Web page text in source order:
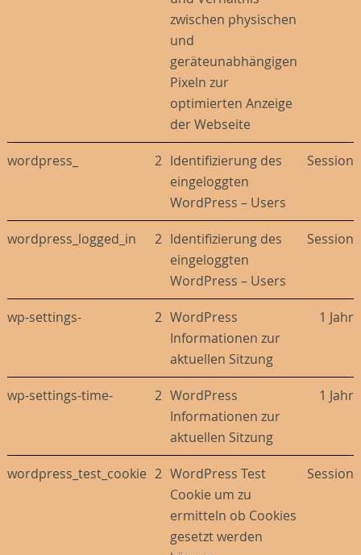
zwischen physischen
und
geräteunabhängigen
Pixeln zur
optimierten Anzeige
der Webseite
wordpress_ 2 Identifizierung des
eingeloggten
WordPress – Users
Session
wordpress_logged_in 2 Identifizierung des
eingeloggten
WordPress – Users
Session
wp-settings- 2 WordPress
Informationen zur
aktuellen Sitzung
1 Jahr
wp-settings-time- 2 WordPress
Informationen zur
aktuellen Sitzung
1 Jahr
wordpress_test_cookie 2 WordPress Test
Cookie um zu
ermitteln ob Cookies
gesetzt werden
Session